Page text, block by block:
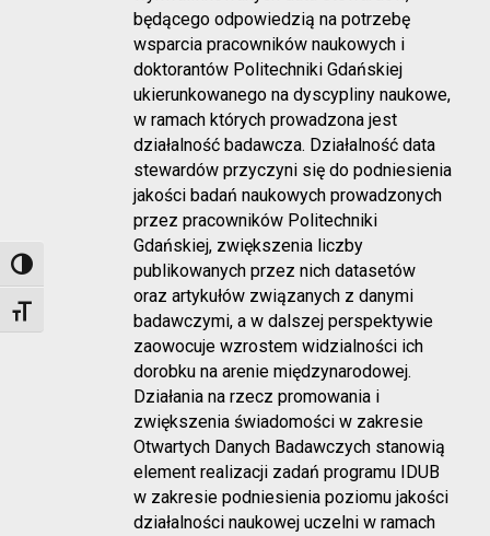
Toggle High Contrast
Toggle Font size
będącego odpowiedzią na potrzebę
wsparcia pracowników naukowych i
doktorantów Politechniki Gdańskiej
ukierunkowanego na dyscypliny naukowe,
w ramach których prowadzona jest
działalność badawcza. Działalność data
stewardów przyczyni się do podniesienia
jakości badań naukowych prowadzonych
przez pracowników Politechniki
Gdańskiej, zwiększenia liczby
publikowanych przez nich datasetów
oraz artykułów związanych z danymi
badawczymi, a w dalszej perspektywie
zaowocuje wzrostem widzialności ich
dorobku na arenie międzynarodowej.
Działania na rzecz promowania i
zwiększenia świadomości w zakresie
Otwartych Danych Badawczych stanowią
element realizacji zadań programu IDUB
w zakresie podniesienia poziomu jakości
działalności naukowej uczelni w ramach